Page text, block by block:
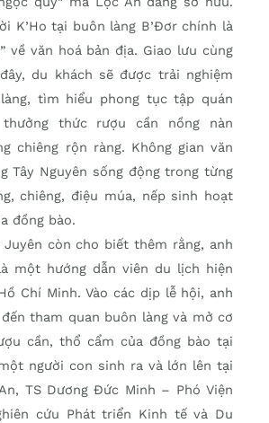
K’Ho tại buôn làng B’Đơr chính là
về văn hoá bản địa. Giao lưu cùng
du khách sẽ được trải nghiệm
tìm hiểu phong tục tập quán
thức rượu cần nồng nàn
chiêng rộn ràng. Không gian văn
Tây Nguyên sống động trong từng
chiêng, điệu múa, nếp sinh hoạt
đồng bào.
Juyên còn cho biết thêm rằng, anh
một hướng dẫn viên du lịch hiện
Chí Minh. Vào các dịp lễ hội, anh
tham quan buôn làng và mở cơ
cần, thổ cẩm của đồng bào tại
người con sinh ra và lớn lên tại
TS Dương Đức Minh – Phó Viện
cứu Phát triển Kinh tế và Du